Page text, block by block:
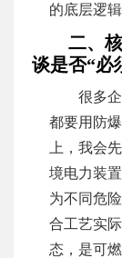
的底层逻辑
二、
谈是否“必
很多
都要用防
上，我会
境电力装
为不同危
合工艺实
态，是可